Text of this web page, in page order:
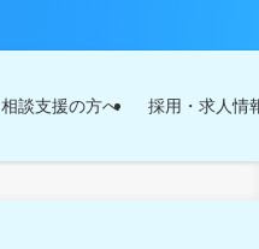
相談支援の方へ 採用・求人情